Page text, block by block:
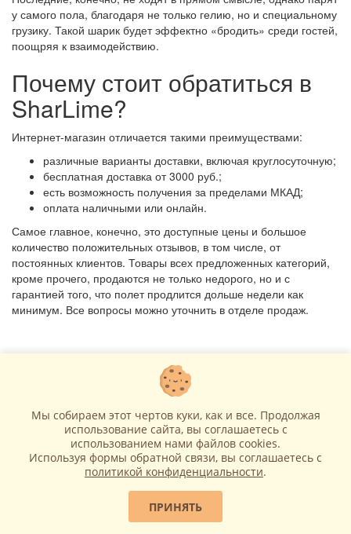
у самого пола, благодаря не только гелию, но и специальному
грузику. Такой шарик будет эффектно «бродить» среди гостей,
поощряя к взаимодействию.
Почему стоит обратиться в
SharLime?
Интернет-магазин отличается такими преимуществами:
различные варианты доставки, включая круглосуточную;
бесплатная доставка от 3000 руб.;
есть возможность получения за пределами МКАД;
оплата наличными или онлайн.
Самое главное, конечно, это доступные цены и большое
количество положительных отзывов, в том числе, от
постоянных клиентов. Товары всех предложенных категорий,
кроме прочего, продаются не только недорого, но и с
гарантией того, что полет продлится дольше недели как
минимум. Все вопросы можно уточнить в отделе продаж.
Политика Безопасности
FAQ
Блог
Мы собираем этот чертов куки, как и все. Продолжая
использование сайта, вы соглашаетесь c
использованием нами файлов cookies.
Используя формы обратной связи, вы соглашаетесь с
политикой конфиденциальности.
ПРИНЯТЬ